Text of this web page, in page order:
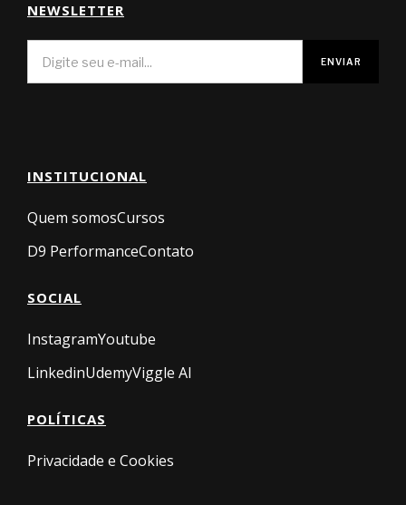
NEWSLETTER
INSTITUCIONAL
Quem somosCursos
D9 PerformanceContato
SOCIAL
InstagramYoutube
LinkedinUdemyViggle AI
POLÍTICAS
Privacidade e Cookies